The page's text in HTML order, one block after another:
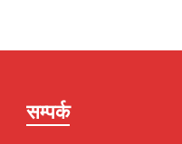
सम्पर्क